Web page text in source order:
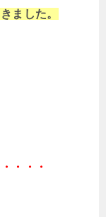
ました。
・・・